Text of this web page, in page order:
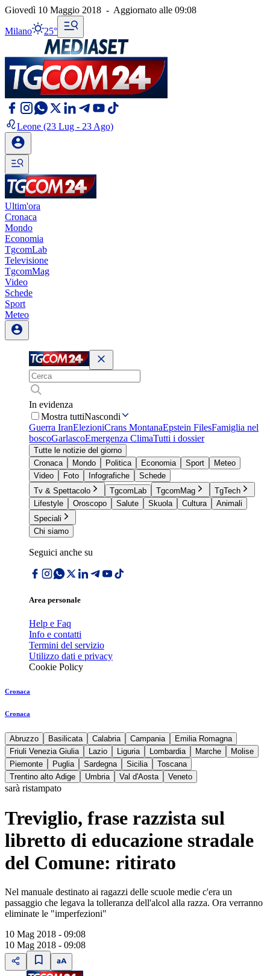
Giovedì 10 Maggio 2018 - Aggiornato alle 09:08
Milano 25°
Leone (23 Lug - 23 Ago)
Ultim'ora
Cronaca
Mondo
Economia
TgcomLab
Televisione
TgcomMag
Video
Schede
Sport
Meteo
In evidenza
Mostra tuttiNascondi
Guerra IranElezioniCrans MontanaEpstein FilesFamiglia nel
boscoGarlascoEmergenza ClimaTutti i dossier
Tutte le notizie del giorno
Cronaca
Mondo Politica Economia Sport
Meteo
Video
Foto Infografiche
Schede
Tv & Spettacolo
TgcomLab TgcomMag
TgTech
Lifestyle
Oroscopo Salute Skuola Cultura
Animali
Speciali
Chi siamo
Seguici anche su
Area personale
Help e Faq
Info e contatti
Termini del servizio
Utilizzo dati e privacy
Cookie Policy
Cronaca
Cronaca
Abruzzo Basilicata Calabria Campania
Emilia Romagna
Friuli Venezia Giulia
Lazio Liguria Lombardia Marche
Molise
Piemonte
Puglia Sardegna Sicilia
Toscana
Trentino alto Adige
Umbria Val d'Aosta Veneto
sarà ristampato
Treviglio, frase razzista sul
libretto di educazione stradale
del Comune: ritirato
Nel manuale destinato ai ragazzi delle scuole medie c'era un
passaggio che legava la tolleranza dell'alcol alla razza. Ora verranno
eliminate le "imperfezioni"
10 Mag 2018 - 09:08
10 Mag 2018 - 09:08